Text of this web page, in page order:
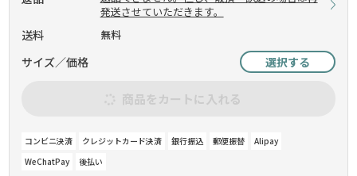
発送させていただきます。
送料 無料
サイズ／価格 選択する
商品をカートに入れる
コンビニ決済 クレジットカード決済 銀行振込 郵便振替
Alipay
WeChatPay
後払い